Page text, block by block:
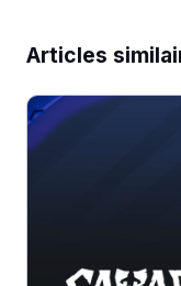
Articles